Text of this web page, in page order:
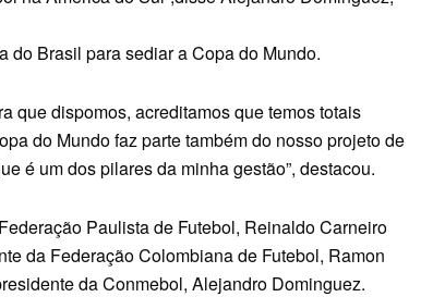
do Brasil para sediar a Copa do Mundo.
que dispomos, acreditamos que temos totais
do Mundo faz parte também do nosso projeto de
é um dos pilares da minha gestão”, destacou.
Paulista de Futebol, Reinaldo Carneiro
da Federação Colombiana de Futebol, Ramon
da Conmebol, Alejandro Dominguez.